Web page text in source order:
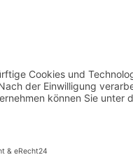
Lübeck